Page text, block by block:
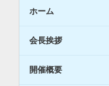
ホーム
会長挨拶
開催概要